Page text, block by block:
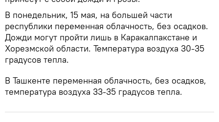
В понедельник, 15 мая, на большей части
республики переменная облачность, без осадков.
Дожди могут пройти лишь в Каракалпакстане и
Хорезмской области. Температура воздуха 30-35
градусов тепла.
В Ташкенте переменная облачность, без осадков,
температура воздуха 33-35 градусов тепла.